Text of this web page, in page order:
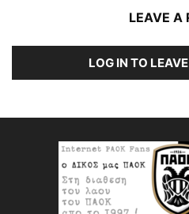
LEAVE A
LOG IN TO